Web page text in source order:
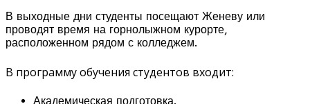
В выходные дни студенты посещают Женеву или
проводят время на горнолыжном курорте,
расположенном рядом с колледжем.
В программу обучения студентов входит:
Академическая подготовка.